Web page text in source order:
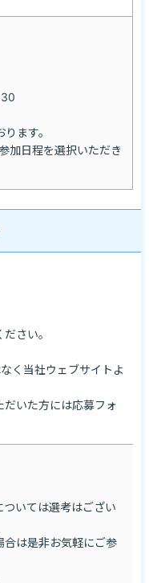
ます。
加日程を選択いただき
さい。
く当社ウェブサイトよ
いた方には応募フォ
いては選考はござい
合は是非お気軽にご参